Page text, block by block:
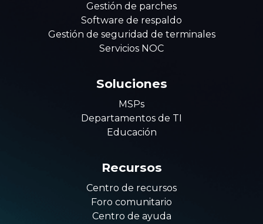
Gestión de parches
Software de respaldo
Gestión de seguridad de terminales
Servicios NOC
Soluciones
MSPs
Departamentos de TI
Educación
Recursos
Centro de recursos
Foro comunitario
Centro de ayuda